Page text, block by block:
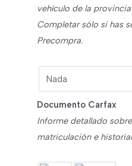
vehículo de la
Completar sólo si has
Precompra.
Documento Carfax
Informe detallado
matriculación e